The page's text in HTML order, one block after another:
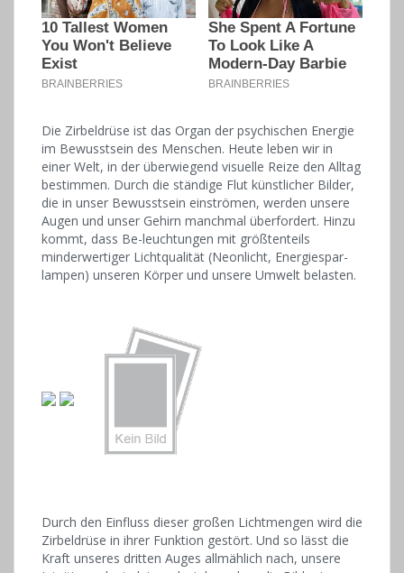
Die Zirbeldrüse ist das Organ der psychischen Energie
im Bewusstsein des Menschen. Heute leben wir in
einer Welt, in der überwiegend visuelle Reize den Alltag
bestimmen. Durch die ständige Flut künstlicher Bilder,
die in unser Bewusstsein einströmen, werden unsere
Augen und unser Gehirn manchmal überfordert. Hinzu
kommt, dass Be-leuchtungen mit größtenteils
minderwertiger Lichtqualität (Neonlicht, Energiespar-
lampen) unseren Körper und unsere Umwelt belasten.
Durch den Einfluss dieser großen Lichtmengen wird die
Zirbeldrüse in ihrer Funktion gestört. Und so lässt die
Kraft unseres dritten Auges allmählich nach, unsere